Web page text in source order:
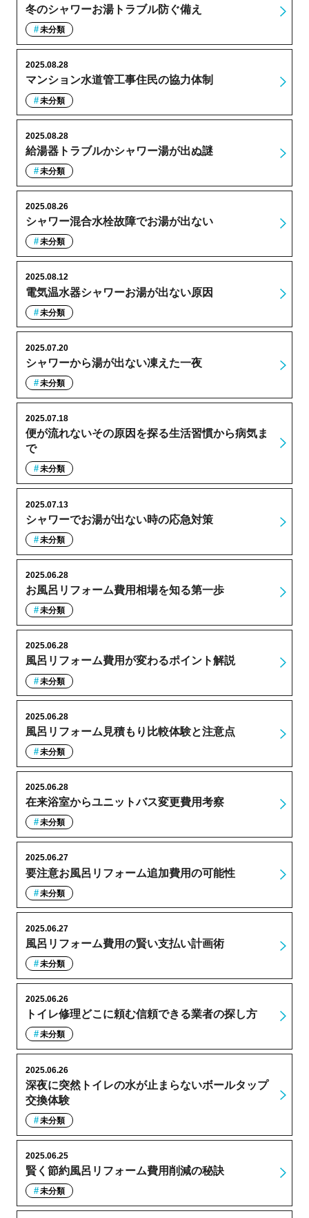
冬のシャワーお湯トラブル防ぐ備え
未分類
マンション水道管工事住民の協力体制
2025.08.28
未分類
給湯器トラブルかシャワー湯が出ぬ謎
2025.08.28
未分類
シャワー混合水栓故障でお湯が出ない
2025.08.26
未分類
電気温水器シャワーお湯が出ない原因
2025.08.12
未分類
シャワーから湯が出ない凍えた一夜
2025.07.20
未分類
便が流れないその原因を探る生活習慣から病気ま
で
2025.07.18
未分類
シャワーでお湯が出ない時の応急対策
2025.07.13
未分類
お風呂リフォーム費用相場を知る第一歩
2025.06.28
未分類
風呂リフォーム費用が変わるポイント解説
2025.06.28
未分類
風呂リフォーム見積もり比較体験と注意点
2025.06.28
未分類
在来浴室からユニットバス変更費用考察
2025.06.28
未分類
要注意お風呂リフォーム追加費用の可能性
2025.06.27
未分類
風呂リフォーム費用の賢い支払い計画術
2025.06.27
未分類
トイレ修理どこに頼む信頼できる業者の探し方
2025.06.26
未分類
深夜に突然トイレの水が止まらないボールタップ
交換体験
2025.06.26
未分類
賢く節約風呂リフォーム費用削減の秘訣
2025.06.25
未分類